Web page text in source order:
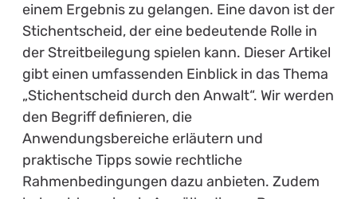
einem Ergebnis zu gelangen. Eine davon ist der
Stichentscheid, der eine bedeutende Rolle in
der Streitbeilegung spielen kann. Dieser Artikel
gibt einen umfassenden Einblick in das Thema
„Stichentscheid durch den Anwalt“. Wir werden
den Begriff definieren, die
Anwendungsbereiche erläutern und
praktische Tipps sowie rechtliche
Rahmenbedingungen dazu anbieten. Zudem